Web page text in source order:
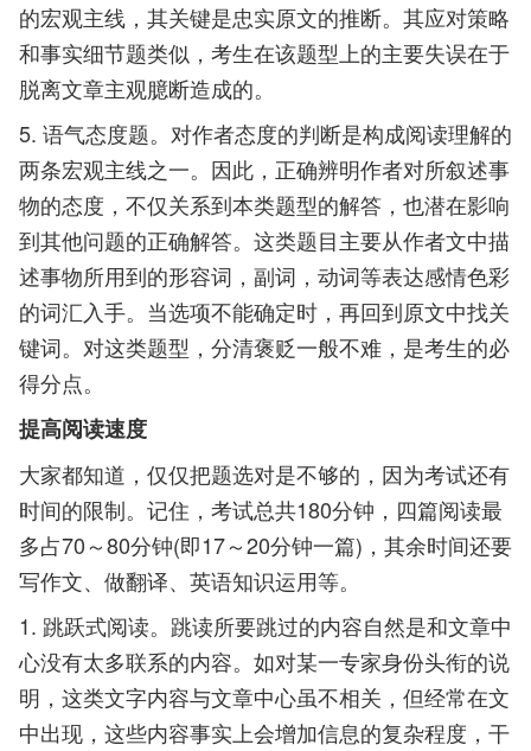
的宏观主线，其关键是忠实原文的推断。其应对策略
和事实细节题类似，考生在该题型上的主要失误在于
脱离文章主观臆断造成的。
5. 语气态度题。对作者态度的判断是构成阅读理解的
两条宏观主线之一。因此，正确辨明作者对所叙述事
物的态度，不仅关系到本类题型的解答，也潜在影响
到其他问题的正确解答。这类题目主要从作者文中描
述事物所用到的形容词，副词，动词等表达感情色彩
的词汇入手。当选项不能确定时，再回到原文中找关
键词。对这类题型，分清褒贬一般不难，是考生的必
得分点。
提高阅读速度
大家都知道，仅仅把题选对是不够的，因为考试还有
时间的限制。记住，考试总共180分钟，四篇阅读最
多占70～80分钟(即17～20分钟一篇)，其余时间还要
写作文、做翻译、英语知识运用等。
1. 跳跃式阅读。跳读所要跳过的内容自然是和文章中
心没有太多联系的内容。如对某一专家身份头衔的说
明，这类文字内容与文章中心虽不相关，但经常在文
中出现，这些内容事实上会增加信息的复杂程度，干